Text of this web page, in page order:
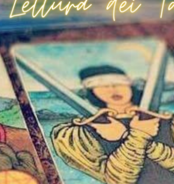
😉 "Aggiungi in rubrica 342.82.26.026
+0039 "... Procedi subito con
lettura dei Tarocchi su Whatsapp ""
nell'area riservata sul nostro sito)
formula le tue domande" "
ANONIMO DISCRETO ...